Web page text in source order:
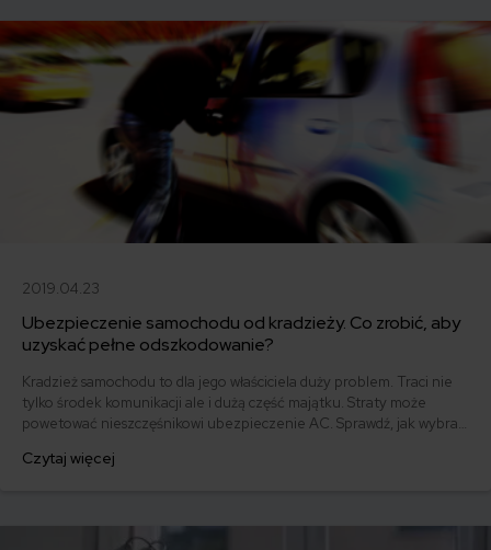
2019.04.23
Ubezpieczenie samochodu od kradzieży. Co zrobić, aby
uzyskać pełne odszkodowanie?
Kradzież samochodu to dla jego właściciela duży problem. Traci nie
tylko środek komunikacji ale i dużą część majątku. Straty może
powetować nieszczęśnikowi ubezpieczenie AC. Sprawdź, jak wybrać
godziwe odszkodowanie.
Czytaj więcej